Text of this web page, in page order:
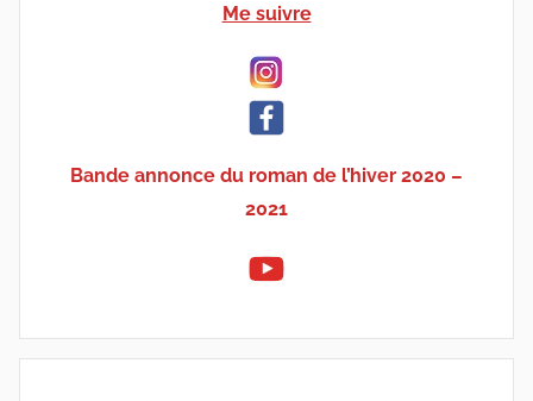
Me suivre
Bande annonce du roman de l’hiver 2020 –
2021